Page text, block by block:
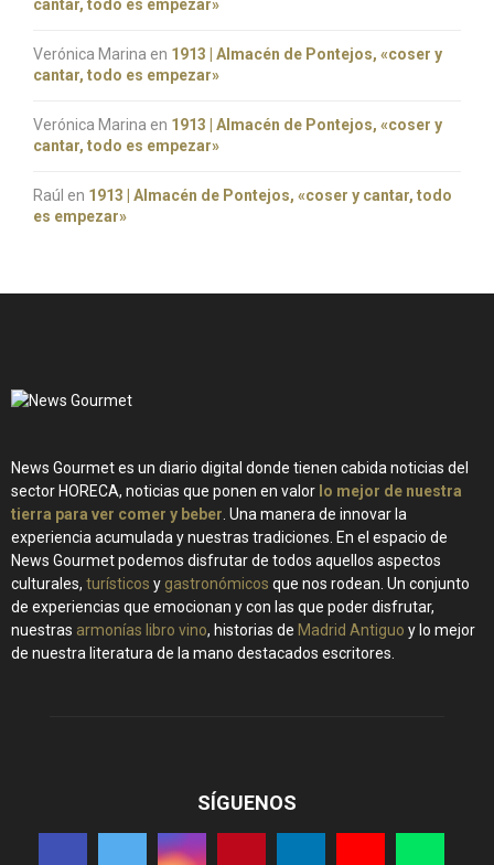
cantar, todo es empezar»
Verónica Marina en 1913 | Almacén de Pontejos, «coser y
cantar, todo es empezar»
Verónica Marina en 1913 | Almacén de Pontejos, «coser y
cantar, todo es empezar»
Raúl en 1913 | Almacén de Pontejos, «coser y cantar, todo
es empezar»
News Gourmet es un diario digital donde tienen cabida noticias del
sector HORECA, noticias que ponen en valor lo mejor de nuestra
tierra para ver comer y beber . Una manera de innovar la
experiencia acumulada y nuestras tradiciones. En el espacio de
News Gourmet podemos disfrutar de todos aquellos aspectos
culturales, turísticos y gastronómicos que nos rodean. Un conjunto
de experiencias que emocionan y con las que poder disfrutar,
nuestras armonías libro vino, historias de Madrid Antiguo y lo mejor
de nuestra literatura de la mano destacados escritores.
SÍGUENOS